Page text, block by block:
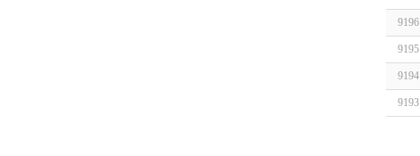
9196
9195
9194
9193